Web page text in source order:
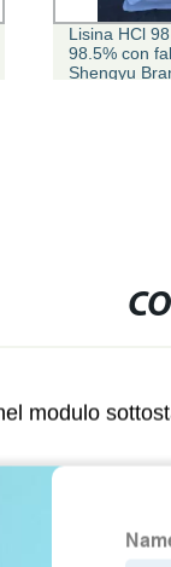
Lisina HCl
98.5% con
Shengyu Brand
modulo